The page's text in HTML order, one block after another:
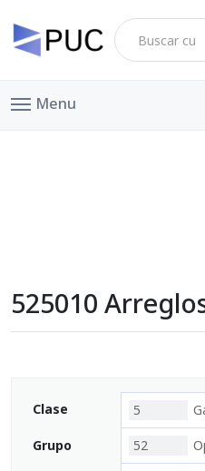
Menu
525010
Clase 5
Grupo 52